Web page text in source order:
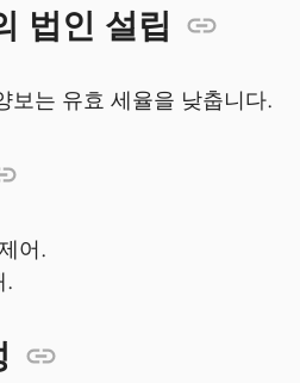
법인 설립
보는 유효 세율을 낮춥니다.
어.
.